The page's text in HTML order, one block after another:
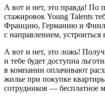
А вот и нет, это правда! По
стажировок Young Talents
Францию, Германию и
с направлением,
А вот и нет, это ложь!
и тебе будет доступна
в компании оплачивают
жилье при покупке
сотрудников — бесплатное